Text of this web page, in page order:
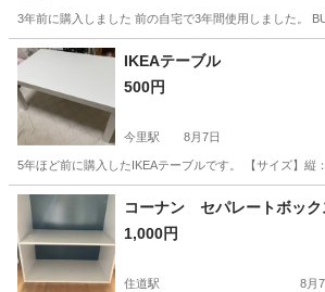
3年前に購入しました 前の自宅で3年間使用しました。
大阪 大阪市 東天下茶屋駅
IKEAテーブル
500円
今里駅 8月7日
5年ほど前に購入したIKEAテーブルです。 【サイズ】
大阪 大阪市 今里駅 テーブル
コーナン セパレートボック
1,000円
住道駅 8月